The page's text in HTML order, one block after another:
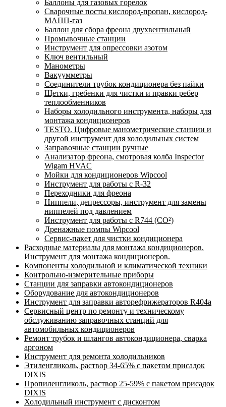
Баллоны для газовых горелок
Сварочные посты кислород-пропан, кислород-
МАПП-газ
Баллон для сбора фреона двухвентильный
Промывочные станции
Инструмент для опрессовки азотом
Ключ вентильный
Манометры
Вакуумметры
Соединители трубок кондиционера без пайки
Щетки, гребенки для чистки и правки ребер
теплообменников
Наборы холодильного инструмента, наборы для
монтажа кондиционеров
TESTO. Цифровые манометрические станции и
другой инструмент для холодильных систем
Заправочные станции ручные
Анализатор фреона, смотровая колба Inspector
Wigam HVAC
Мойки для кондиционеров Wipcool
Инструмент для работы с R-32
Переходники для фреона
Ниппели, депрессоры, инструмент для замены
ниппелей под давлением
Инструмент для работы с R744 (CO²)
Дренажные помпы Wipcool
Сервис-пакет для чистки кондиционера
Расходные материалы для монтажа кондиционеров.
Инструмент для монтажа кондиционеров.
Компоненты холодильной и климатической техники
Контрольно-измерительные приборы
Станции для заправки автокондиционеров
Оборудование для автокондиционеров
Инструмент для заправки авторефрижераторов R404a
Сервисный центр по ремонту и техническому
обслуживанию заправочных станций для
автомобильных кондиционеров
Ремонт трубок и шлангов автокондиционера, сварка
аргоном
Инструмент для ремонта холодильников
Этиленгликоль, раствор 34-65% с пакетом присадок
DIXIS
Пропиленгликоль, раствор 25-59% с пакетом присадок
DIXIS
Холодильный инструмент с дисконтом